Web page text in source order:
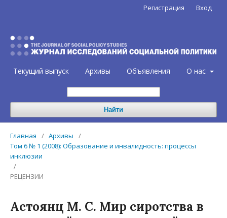
Текущий выпуск Архивы Объявления О нас
Найти
Регистрация Вход
Главная / Архивы
/
Том 6 № 1 (2008): Образование и инвалидность: процессы
инклюзии
/
РЕЦЕНЗИИ
Астоянц М. С. Мир сиротства в